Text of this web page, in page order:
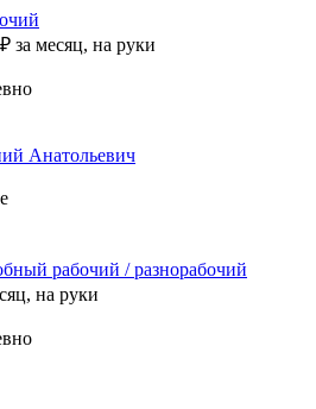
₽ за месяц, на руки
Анатольевич
рабочий / разнорабочий
на руки